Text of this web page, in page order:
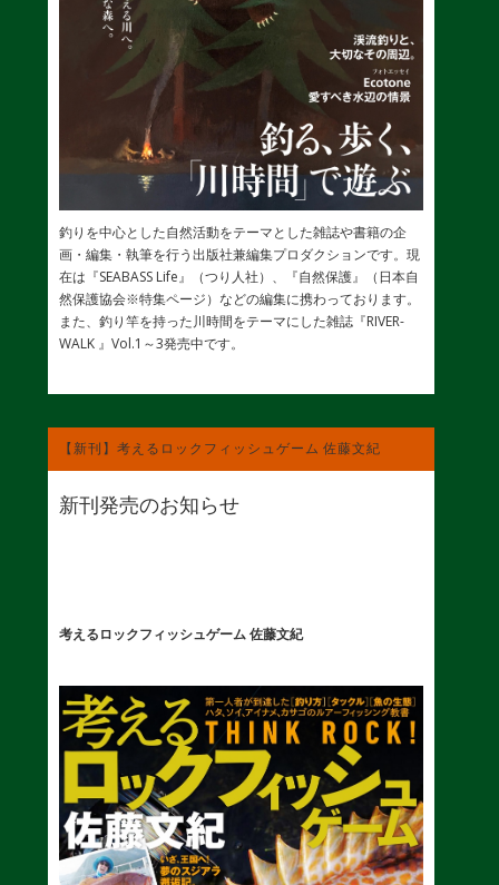
釣りを中心とした自然活動をテーマとした雑誌や書籍の企
画・編集・執筆を行う出版社兼編集プロダクションです。現
在は『SEABASS Life』（つり人社）、『自然保護』（日本自
然保護協会※特集ページ）などの編集に携わっております。
また、釣り竿を持った川時間をテーマにした雑誌『RIVER-
WALK 』Vol.1～3発売中です。
【新刊】考えるロックフィッシュゲーム 佐藤文紀
新刊発売のお知らせ
考えるロックフィッシュゲーム 佐藤文紀